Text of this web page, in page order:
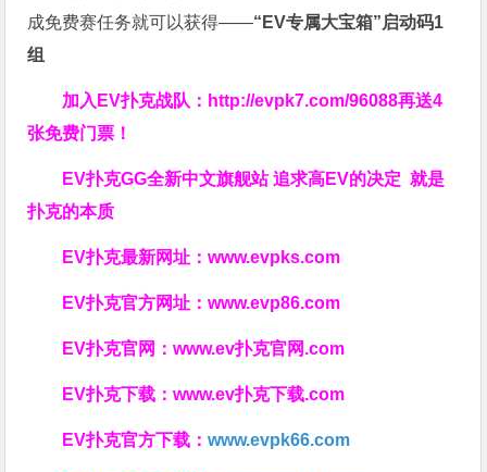
成免费赛任务就可以获得——“EV专属大宝箱”启动码1
组
加入EV扑克战队： http://evpk7.com/96088再送4
张免费门票！
EV扑克GG全新中文旗舰站追求高EV的决定就是
扑克的本质
EV扑克最新网址：www.evpks.com
EV扑克官方网址：www.evp86.com
EV扑克官网：www.ev扑克官网.com
EV扑克下载：www.ev扑克下载.com
EV扑克官方下载：www.evpk66.com